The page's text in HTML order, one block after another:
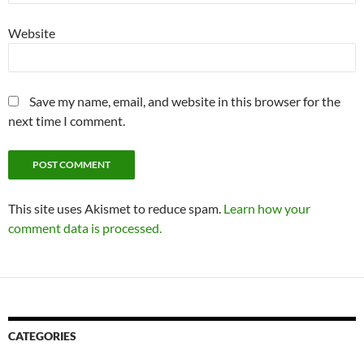
Website
Save my name, email, and website in this browser for the
next time I comment.
This site uses Akismet to reduce spam. Learn how your
comment data is processed.
CATEGORIES